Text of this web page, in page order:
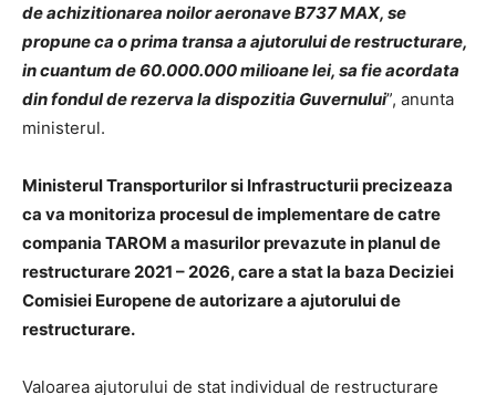
de achizitionarea noilor aeronave B737 MAX, se
propune ca o prima transa a ajutorului de restructurare,
in cuantum de 60.000.000 milioane lei, sa fie acordata
din fondul de rezerva la dispozitia Guvernului”, anunta
ministerul.
Ministerul Transporturilor si Infrastructurii precizeaza
ca va monitoriza procesul de implementare de catre
compania TAROM a masurilor prevazute in planul de
restructurare 2021 – 2026, care a stat la baza Deciziei
Comisiei Europene de autorizare a ajutorului de
restructurare.
Valoarea ajutorului de stat individual de restructurare